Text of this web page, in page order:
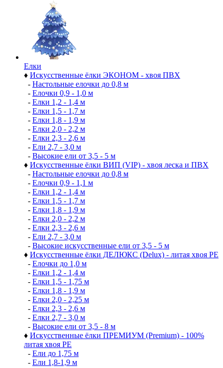
Елки
♦ Искусственные ёлки ЭКОНОМ - хвоя ПВХ
- Настольные елочки до 0,8 м
- Елочки 0,9 - 1,0 м
- Елки 1,2 - 1,4 м
- Елки 1,5 - 1,7 м
- Елки 1,8 - 1,9 м
- Елки 2,0 - 2,2 м
- Елки 2,3 - 2,6 м
- Ели 2,7 - 3,0 м
- Высокие ели от 3,5 - 5 м
♦ Искусственные ёлки ВИП (VIP) - хвоя леска и ПВХ
- Настольные елочки до 0,8 м
- Елочки 0,9 - 1,1 м
- Елки 1,2 - 1,4 м
- Елки 1,5 - 1,7 м
- Елки 1,8 - 1,9 м
- Елки 2,0 - 2,2 м
- Елки 2,3 - 2,6 м
- Ели 2,7 - 3,0 м
- Высокие искусственные ели от 3,5 - 5 м
♦ Искусственные ёлки ДЕЛЮКС (Delux) - литая хвоя РЕ
- Елочки до 1,0 м
- Елки 1,2 - 1,4 м
- Елки 1,5 - 1,75 м
- Елки 1,8 - 1,9 м
- Елки 2,0 - 2,25 м
- Елки 2,3 - 2,6 м
- Елки 2,7 - 3,0 м
- Высокие ели от 3,5 - 8 м
♦ Искусственные ёлки ПРЕМИУМ (Premium) - 100%
литая хвоя РЕ
- Ели до 1,75 м
- Ели 1,8-1,9 м